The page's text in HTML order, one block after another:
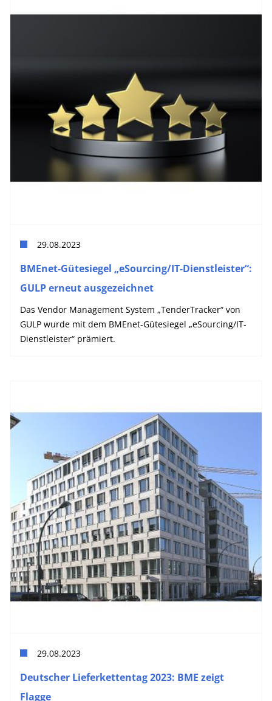
29.08.2023
BMEnet-Gütesiegel „eSourcing/IT-Dienstleister“:
GULP erneut ausgezeichnet
Das Vendor Management System „TenderTracker“ von
GULP wurde mit dem BMEnet-Gütesiegel „eSourcing/IT-
Dienstleister“ prämiert.
29.08.2023
Deutscher Lieferkettentag 2023: BME zeigt
Flagge